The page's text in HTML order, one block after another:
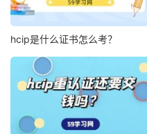
hcip是什么证书怎么考？